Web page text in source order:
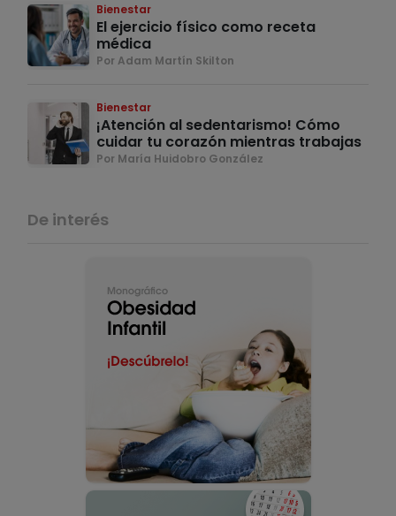
Bienestar
El ejercicio físico como receta
médica
Por Adam Martín Skilton
Bienestar
¡Atención al sedentarismo! Cómo
cuidar tu corazón mientras trabajas
Por María Huidobro González
De interés